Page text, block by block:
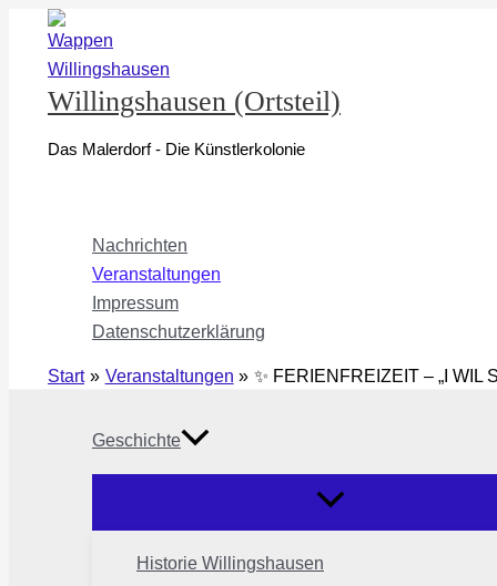
Inhalt
springen
Willingshausen (Ortsteil)
Das Malerdorf - Die Künstlerkolonie
Nachrichten
Veranstaltungen
Impressum
Datenschutzerklärung
Start Veranstaltungen ✨ FERIENFREIZEIT – „I WIL
Geschichte
Historie Willingshausen